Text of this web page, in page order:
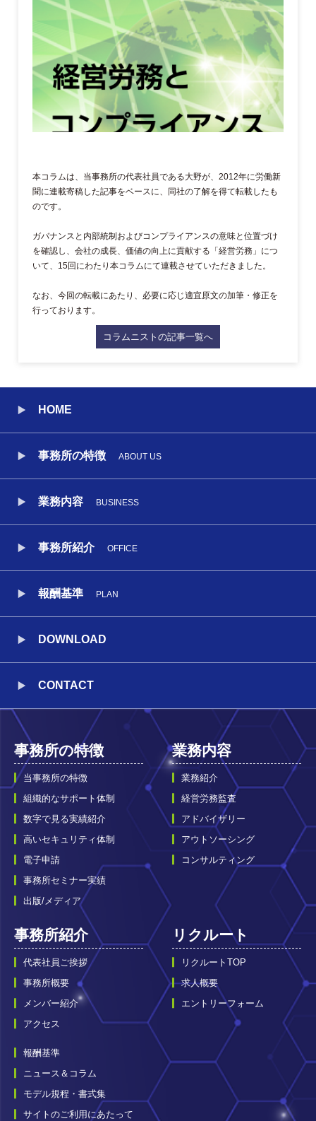
本コラムは、当事務所の代表社員である大野が、2012年に労働新
聞に連載寄稿した記事をベースに、同社の了解を得て転載したも
のです。
ガバナンスと内部統制およびコンプライアンスの意味と位置づけ
を確認し、会社の成長、価値の向上に貢献する「経営労務」につ
いて、15回にわたり本コラムにて連載させていただきました。
なお、今回の転載にあたり、必要に応じ適宜原文の加筆・修正を
行っております。
コラムニストの記事一覧へ
HOME
事務所の特徴 ABOUT US
業務内容 BUSINESS
事務所紹介 OFFICE
報酬基準 PLAN
DOWNLOAD
CONTACT
事務所の特徴
当事務所の特徴
組織的なサポート体制
数字で見る実績紹介
高いセキュリティ体制
電子申請
事務所セミナー実績
出版/メディア
業務内容
業務紹介
経営労務監査
アドバイザリー
アウトソーシング
コンサルティング
事務所紹介
代表社員ご挨拶
事務所概要
メンバー紹介
アクセス
リクルート
リクルートTOP
求人概要
エントリーフォーム
報酬基準
ニュース＆コラム
モデル規程・書式集
サイトのご利用にあたって